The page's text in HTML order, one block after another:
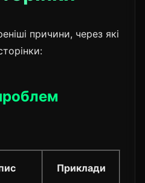
причини, через які
Приклади